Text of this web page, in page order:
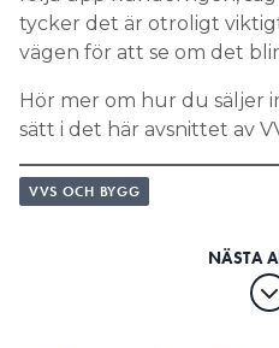
tycker det är otroligt
vägen för att se om det
Hör mer om hur du säljer
sätt i det här avsnittet av
VVS OCH BYGG